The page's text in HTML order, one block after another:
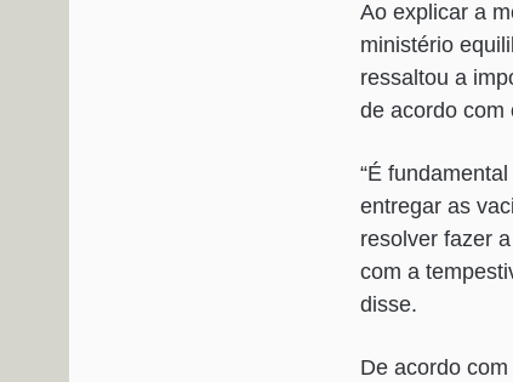
Ao explicar a
ministério
ressaltou a
de acordo com
“É
entregar as
resolver fazer
com a
disse.
De acordo